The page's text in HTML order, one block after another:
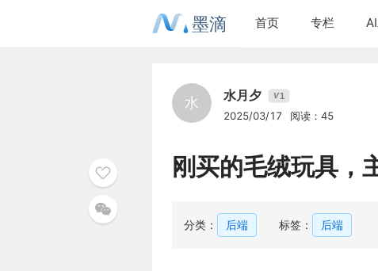
墨滴 首页 专栏
水 水月夕 V1
2025/03/17 阅读：45
刚买的毛绒玩具，
分类： 后端 标签： 后端